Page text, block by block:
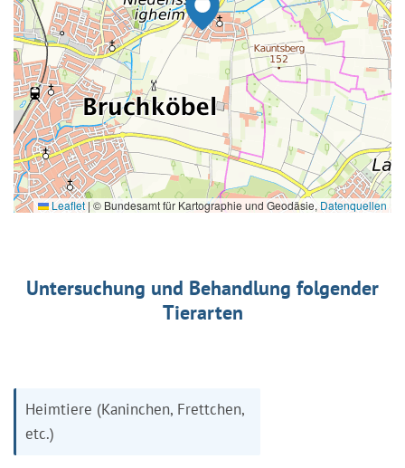
Leaflet | © Bundesamt für Kartographie und Geodäsie, Datenquellen
Untersuchung und Behandlung folgender
Tierarten
Heimtiere (Kaninchen, Frettchen,
etc.)